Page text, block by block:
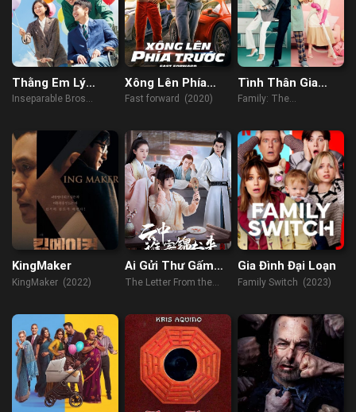
Thằng Em Lý
Tưởng
Inseparable Bros
Xông Lên Phía
Trước
Fast forward (2020)
Tình Thân Gia
Đình
Family: The
(2023)
KingMaker
KingMaker (2022)
Ai Gửi Thư Gấm
Từ Trong Mây
The Letter From the
Gia Đình Đại Loạn
Family Switch (2023)